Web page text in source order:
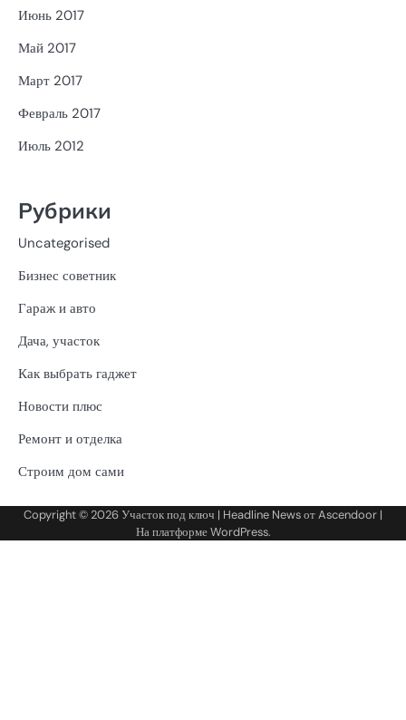
Июнь 2017
Май 2017
Март 2017
Февраль 2017
Июль 2012
Рубрики
Uncategorised
Бизнес советник
Гараж и авто
Дача, участок
Как выбрать гаджет
Новости плюс
Ремонт и отделка
Строим дом сами
Copyright © 2026Участок под ключ | Headline News отAscendoor |
На платформеWordPress.